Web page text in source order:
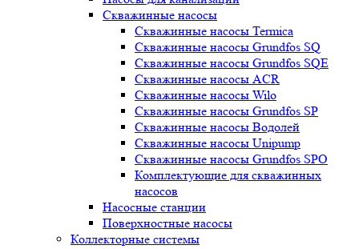
Скважинные насосы
Скважинные насосы Termica
Скважинные насосы Grundfos SQ
Скважинные насосы Grundfos SQE
Скважинные насосы ACR
Скважинные насосы Wilo
Скважинные насосы Grundfos SP
Скважинные насосы Водолей
Скважинные насосы Unipump
Скважинные насосы Grundfos SPO
Комплектующие для скважинных
насосов
Насосные станции
Поверхностные насосы
Коллекторные системы